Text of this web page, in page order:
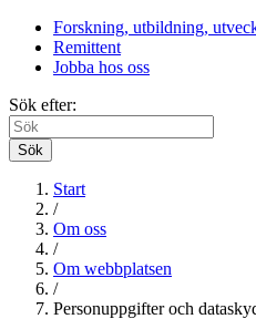
Forskning, utbildning,
Remittent
Jobba hos oss
Sök efter:
Sök
Start
/
Om oss
/
Om webbplatsen
/
Personuppgifter och